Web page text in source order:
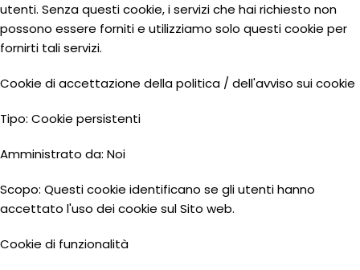
utenti. Senza questi cookie, i servizi che hai richiesto non
possono essere forniti e utilizziamo solo questi cookie per
fornirti tali servizi.
Cookie di accettazione della politica / dell'avviso sui cookie
Tipo: Cookie persistenti
Amministrato da: Noi
Scopo: Questi cookie identificano se gli utenti hanno
accettato l'uso dei cookie sul Sito web.
Cookie di funzionalità